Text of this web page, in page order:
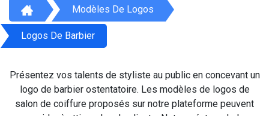
Modèles De Logos
Logos De Barbier
Présentez vos talents de styliste au public en concevant un
logo de barbier ostentatoire. Les modèles de logos de
salon de coiffure proposés sur notre plateforme peuvent